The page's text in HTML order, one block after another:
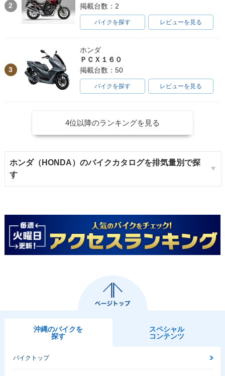
2
掲載台数：2
バイクを探す レビューを見る
3
ホンダ
ＰＣＸ１６０
掲載台数：50
バイクを探す レビューを見る
4位以降のランキングを見る
ホンダ（HONDA）のバイクカタログを排気量別で探
す
沖縄のバイクを
探す
スペシャル
コンテンツ
バイクトップ